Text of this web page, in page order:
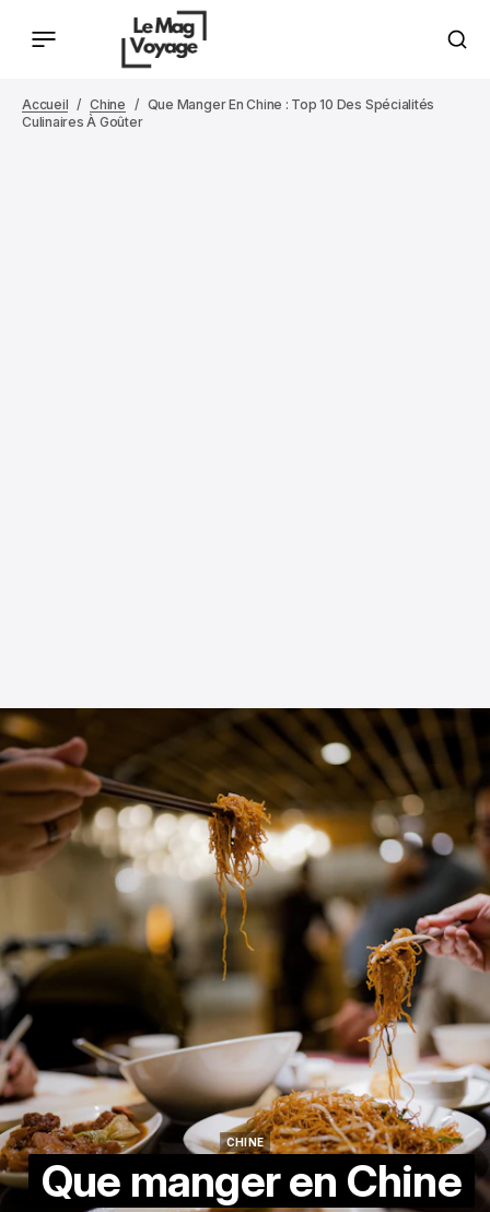
Accueil Chine
Que Manger En Chine : Top 10 Des Spécialités
Culinaires À Goûter
CHINE
Que manger en Chine